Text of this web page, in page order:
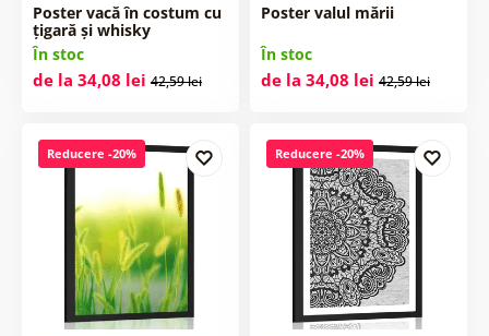
Poster vacă în costum cu
țigară și whisky
În stoc
de la 34,08 lei 42,59 lei
Poster valul mării
În stoc
de la 34,08 lei 42,59 lei
Reducere -20% Reducere -20%